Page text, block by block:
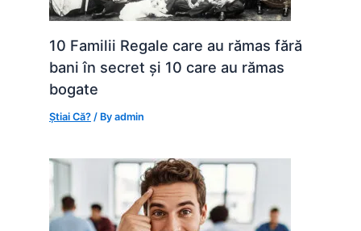
10 Familii Regale care au rămas fără
bani în secret și 10 care au rămas
bogate
Știai Că? / Byadmin